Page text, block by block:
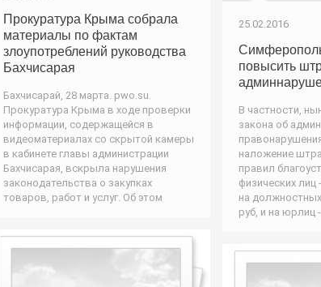
Прокуратура Крыма собрала
материалы по фактам
злоупотреблений руководства
Бахчисарая
Бахчисарай, 28 марта. pwo.su.
Прокуратура Крыма в ходе проверки
информации, содержащейся в
видеоматериалах со скрытой камеры
в кабинете главы администрации
Бахчисарая, вскрыла нарушения
законодательства о закупках
товаров, работ и услуг. Об этом
25.02.2016
повысить
В частности,
закона об
наложение
правил
физических лиц
на
руб, и на юрлиц